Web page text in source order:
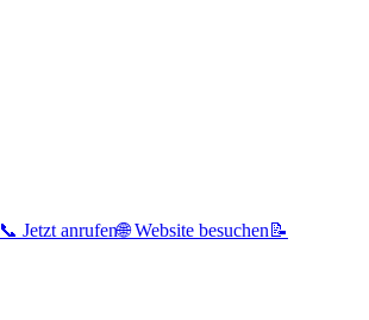
📞 Jetzt anrufen🌐 Website besuchen 📝